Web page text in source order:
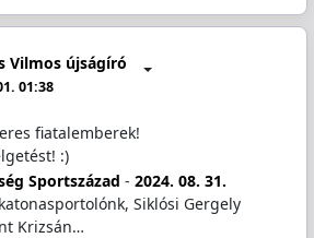
Vilmos újságíró
01:38
fiatalemberek!
:)
Sportszázad - 2024. 08. 31.
Siklósi Gergely
Krizsán…